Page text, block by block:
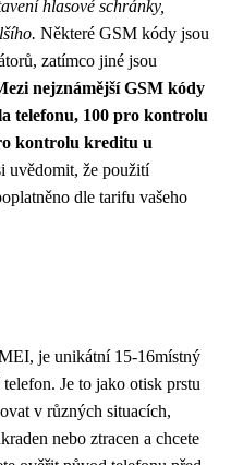
hlasové schránky,
Některé GSM kódy jsou
zatímco jiné jsou
nejznámější GSM kódy
telefonu, 100 pro kontrolu
kontrolu kreditu u
uvědomit, že použití
dle tarifu vašeho
je unikátní 15-16místný
Je to jako otisk prstu
v různých situacích,
nebo ztracen a chcete